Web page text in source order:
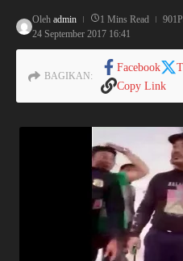
Oleh admin 1 Mins Read
24 September 2017 16:41
BAGIKAN:
Facebook
Copy Link